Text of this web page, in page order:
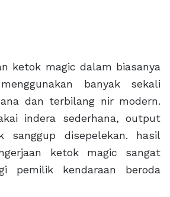
ketok magic dalam biasanya
banyak sekali
dan terbilang nir modern.
indera sederhana, output
sanggup disepelekan. hasil
ketok magic sangat
pemilik kendaraan beroda